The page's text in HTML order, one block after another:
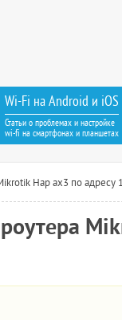
Wi-Fi на Android и iOS
Статьи о проблемах и настройке
wi-fi на смартфонах и планшетах
Hap ax3 по адресу